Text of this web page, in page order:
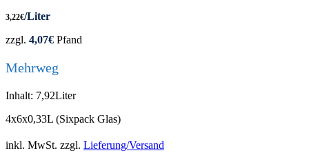
3,22€/Liter
zzgl. 4,07€ Pfand
Mehrweg
Inhalt: 7,92Liter
4x6x0,33L (Sixpack Glas)
inkl. MwSt. zzgl. Lieferung/Versand